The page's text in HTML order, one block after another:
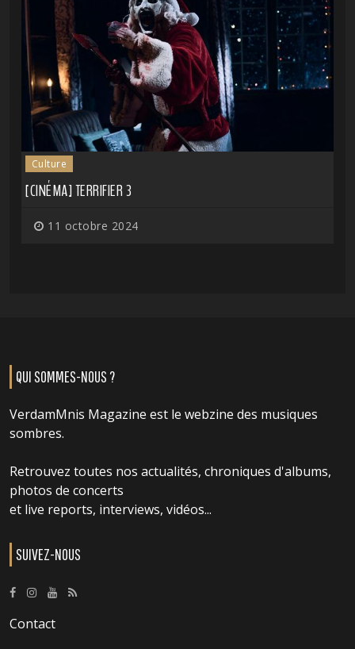
Culture
[CINÉMA] TERRIFIER 3
11 octobre 2024
QUI SOMMES-NOUS ?
VerdamMnis Magazine est le webzine des musiques
sombres.
Retrouvez toutes nos actualités, chroniques d'albums,
photos de concerts
et live reports, interviews, vidéos...
SUIVEZ-NOUS
Contact